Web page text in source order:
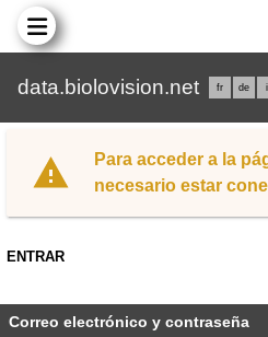
data.biolovision.net fr de
Para acceder a la
necesario estar
ENTRAR
Correo electrónico y contraseña